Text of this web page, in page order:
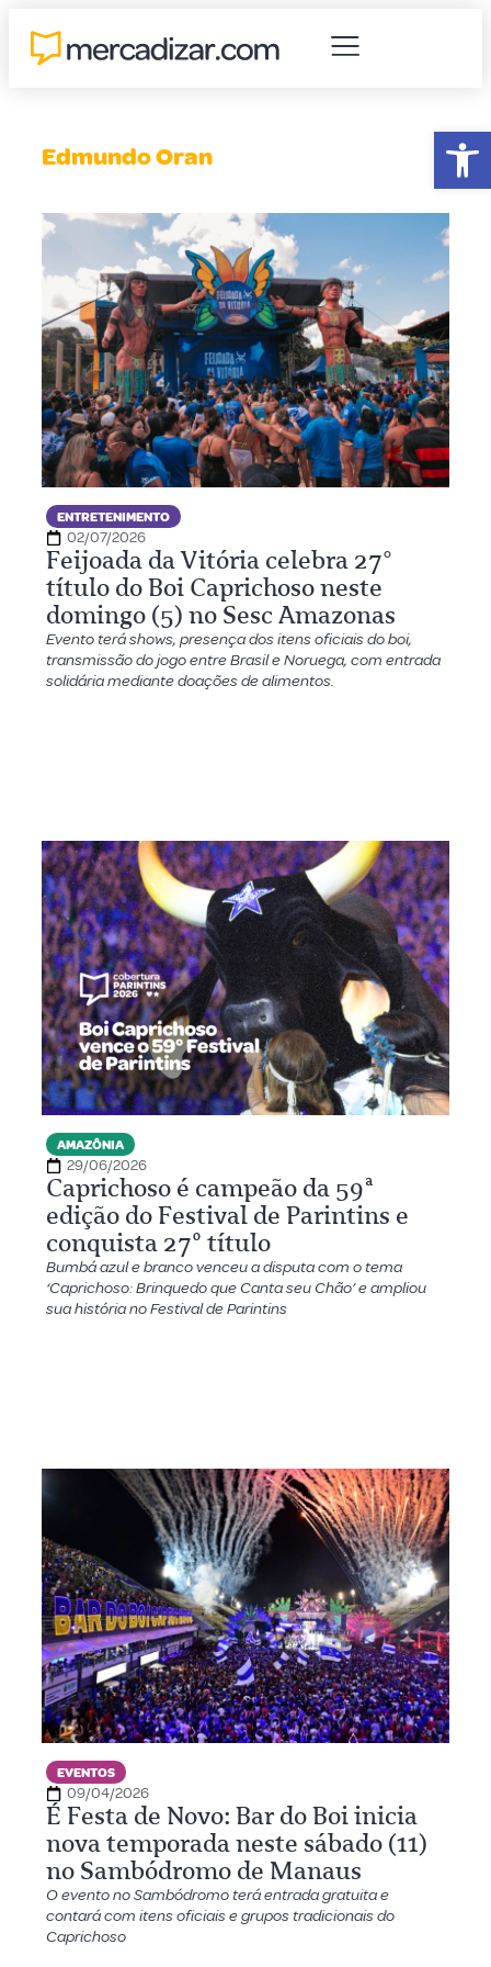
Edmundo Oran
ENTRETENIMENTO
02/07/2026
Feijoada da Vitória celebra 27°
título do Boi Caprichoso neste
domingo (5) no Sesc Amazonas
Evento terá shows, presença dos itens oficiais do boi,
transmissão do jogo entre Brasil e Noruega, com entrada
solidária mediante doações de alimentos.
AMAZÔNIA
29/06/2026
Caprichoso é campeão da 59ª
edição do Festival de Parintins e
conquista 27º título
Bumbá azul e branco venceu a disputa com o tema
‘Caprichoso: Brinquedo que Canta seu Chão’ e ampliou
sua história no Festival de Parintins
EVENTOS
09/04/2026
É Festa de Novo: Bar do Boi inicia
nova temporada neste sábado (11)
no Sambódromo de Manaus
O evento no Sambódromo terá entrada gratuita e
contará com itens oficiais e grupos tradicionais do
Caprichoso